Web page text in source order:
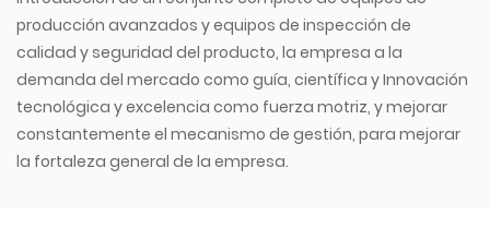
producción avanzados y equipos de inspección de
calidad y seguridad del producto, la empresa a la
demanda del mercado como guía, científica y Innovación
tecnológica y excelencia como fuerza motriz, y mejorar
constantemente el mecanismo de gestión, para mejorar
la fortaleza general de la empresa.